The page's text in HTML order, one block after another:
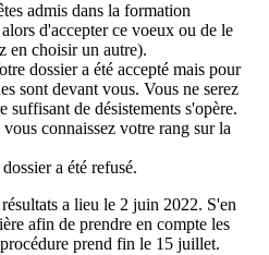
admis dans la formation
d'accepter ce voeux ou de le
en choisir un autre).
dossier a été accepté mais pour
sont devant vous. Vous ne serez
suffisant de désistements s'opère.
connaissez votre rang sur la
a été refusé.
a lieu le 2 juin 2022. S'en
afin de prendre en compte les
prend fin le 15 juillet.